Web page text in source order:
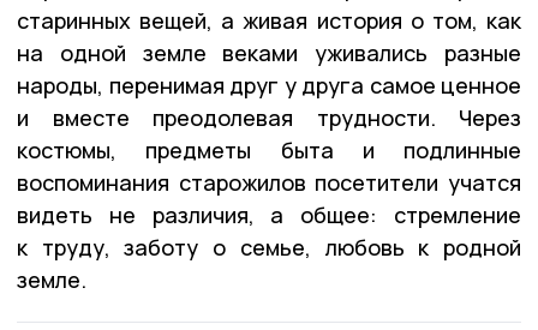
старинных вещей, а живая история о том, как
на одной земле веками уживались разные
народы, перенимая друг у друга самое ценное
и вместе преодолевая трудности. Через
костюмы, предметы быта и подлинные
воспоминания старожилов посетители учатся
видеть не различия, а общее: стремление
к труду, заботу о семье, любовь к родной
земле.